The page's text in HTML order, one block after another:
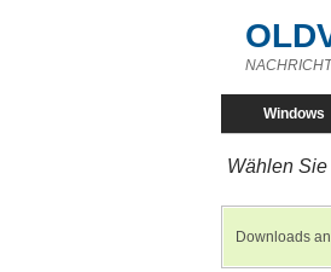
Windows
Wählen
Downloads